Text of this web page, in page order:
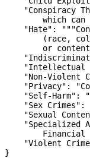
"Conspiracy
which can
    "Hate"
:
(race,
or
"Intellectual
"Non-Violent
    "Privacy"
:
    "Self-Harm"
:
    "Sex Crimes"
:
"Sexual
"Specialized
Financial
"Violent
}